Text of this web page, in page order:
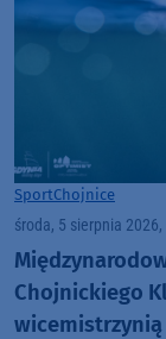
SportChojnice
środa, 5 sierpnia 2026,
Chojnickiego
wicemistrzynią